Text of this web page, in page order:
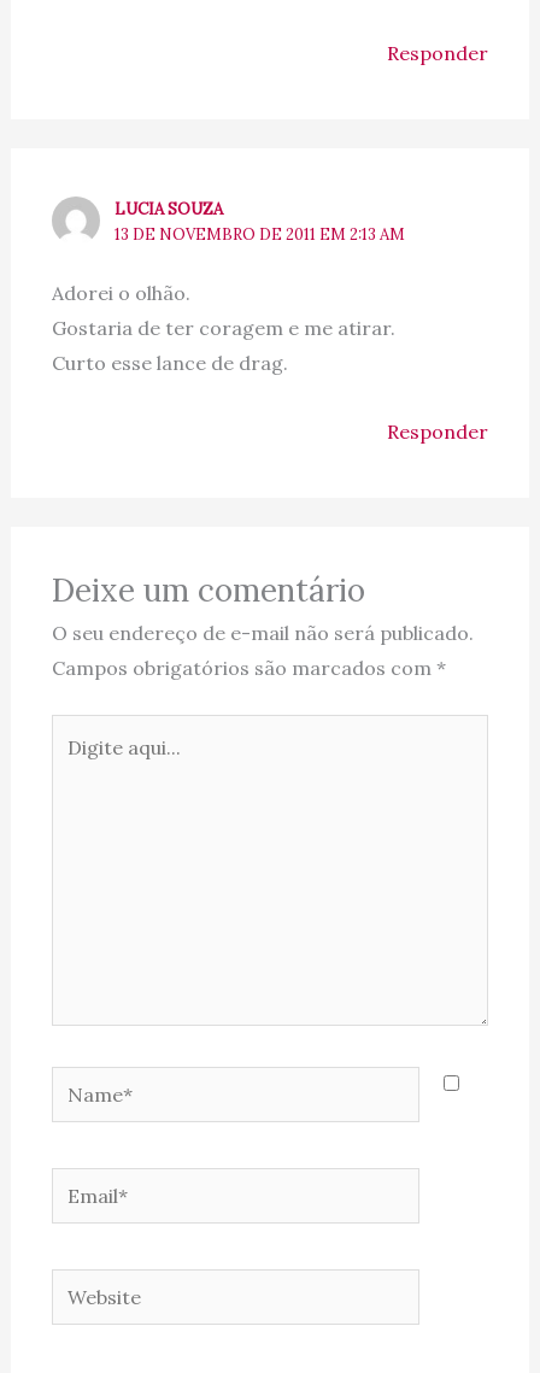
Responder
LUCIA SOUZA
13 DE NOVEMBRO DE 2011 EM 2:13 AM
Adorei o olhão.
Gostaria de ter coragem e me atirar.
Curto esse lance de drag.
Responder
Deixe um comentário
O seu endereço de e-mail não será publicado.
Campos obrigatórios são marcados com *
aqui...
Website